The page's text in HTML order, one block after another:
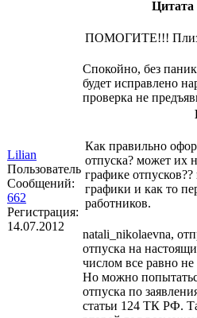
Lilian
Пользователь
Сообщений:
662
Регистрация:
14.07.2012
Цитата
ПОМОГИТЕ!!!
Спокойно, без
будет исправлено
проверка не
Как правильно
отпуска? может их
графике
графики и как то
работников.
natali_nikolaevna,
отпуска на
числом все равно не
Но можно
отпуска по
статьи 124 ТК РФ.